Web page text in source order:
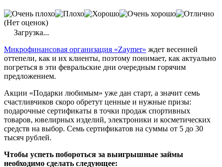
(Нет оценок)
Загрузка...
Микрофинансовая организация «Zaymer» ждет весенней
оттепели, как и их клиенты, поэтому понимает, как актуально
погреться в эти февральские дни очередным горячим
предложением.
Акции «Подарки любимым» уже дан старт, а значит семь
счастливчиков скоро обретут ценные и нужные призы:
подарочные сертификаты в точки продаж спортивных
товаров, ювелирных изделий, электроники и косметических
средств на выбор. Семь сертификатов на суммы от 5 до 30
тысяч рублей.
Чтобы успеть побороться за выигрышные займы
необходимо сделать следующее: